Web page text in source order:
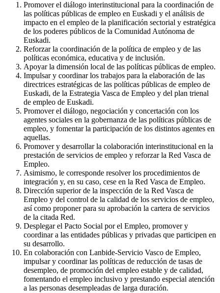
Promover el diálogo interinstitucional para la coordinación de
las políticas públicas de empleo en Euskadi y el análisis de
impacto en el empleo de la planificación sectorial y estratégica
de los poderes públicos de la Comunidad Autónoma de
Euskadi.
Reforzar la coordinación de la política de empleo y de las
políticas económica, educativa y de inclusión.
Apoyar la dimensión local de las políticas públicas de empleo.
Impulsar y coordinar los trabajos para la elaboración de las
directrices estratégicas de las políticas públicas de empleo de
Euskadi, de la Estrategia Vasca de Empleo y del plan trienal
de empleo de Euskadi.
Promover el diálogo, negociación y concertación con los
agentes sociales en la gobernanza de las políticas públicas de
empleo, y fomentar la participación de los distintos agentes en
aquellas.
Promover y desarrollar la colaboración interinstitucional en la
prestación de servicios de empleo y reforzar la Red Vasca de
Empleo.
Asimismo, le corresponde resolver los procedimientos de
integración y, en su caso, cese en la Red Vasca de Empleo.
Dirección superior de la inspección de la Red Vasca de
Empleo y del control de la calidad de los servicios de empleo,
así como proponer para su aprobación la cartera de servicios
de la citada Red.
Desplegar el Pacto Social por el Empleo, promover y
coordinar a las entidades públicas y privadas que participen en
su desarrollo.
En colaboración con Lanbide-Servicio Vasco de Empleo,
impulsar y coordinar las políticas de reducción de tasas de
desempleo, de promoción del empleo estable y de calidad,
fomentando el empleo inclusivo y prestando especial atención
a las personas desempleadas de larga duración.